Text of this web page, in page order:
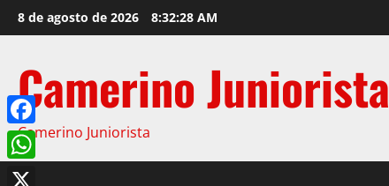
8 de agosto de 2026 8:32:28 AM
Camerino Juniorista
Camerino Juniorista
Facebook
WhatsApp